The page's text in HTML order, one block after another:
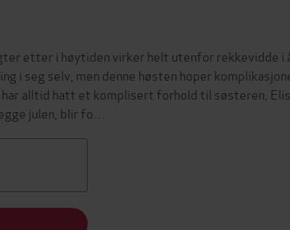
etter i høytiden virker helt utenfor rekkevidde i
i seg selv, men denne høsten hoper
alltid hatt et komplisert forhold til søsteren,
julen, blir fo…